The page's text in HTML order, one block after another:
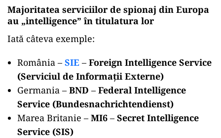
Majoritatea serviciilor de spionaj din Europa
au „intelligence” în titulatura lor
Iată câteva exemple:
România – SIE – Foreign Intelligence Service
(Serviciul de Informații Externe)
Germania – BND – Federal Intelligence
Service (Bundesnachrichtendienst)
Marea Britanie – MI6 – Secret Intelligence
Service (SIS)